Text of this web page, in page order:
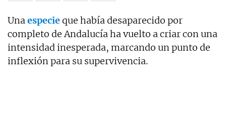
Unaespecieque había desaparecido por
completo de Andalucía ha vuelto a criar con una
intensidad inesperada, marcando un punto de
inflexión para su supervivencia.